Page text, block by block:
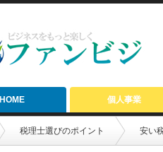
HOME 個人事業
税理士選びのポイント 安い